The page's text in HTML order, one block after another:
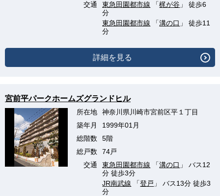
交通
東急田園都市線 「梶が谷 」 徒歩6
分
東急田園都市線 「溝の口 」 徒歩11
分
詳細を見る
宮前平パークホームズグランドヒル
所在地
神奈川県川崎市宮前区平１丁目
築年月
1999年01月
総階数
5階
総戸数
74戸
交通
東急田園都市線 「溝の口 」 バス12
分 徒歩3分
JR南武線 「登戸 」 バス13分 徒歩3
分